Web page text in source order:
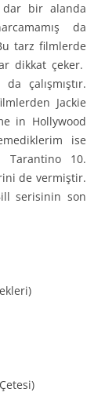
dar bir alanda
da
tarz filmlerde
dikkat çeker.
çalışmıştır.
Jackie
in Hollywood
ise
Tarantino 10.
de vermiştir.
serisinin son